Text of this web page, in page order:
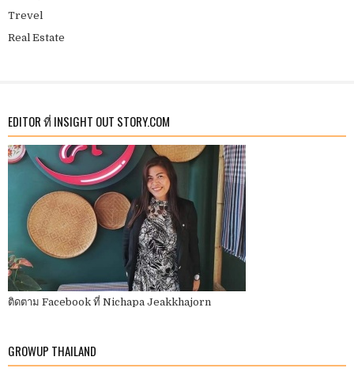
Trevel
Real Estate
EDITOR ที่ INSIGHT OUT STORY.COM
ติดตาม Facebook ที่ Nichapa Jeakkhajorn
GROWUP THAILAND